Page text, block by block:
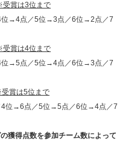
賞は3位まで
→4点／5位→3点／6位→2点／7
賞は4位まで
→5点／5位→4点／6位→3点／7
賞は5位まで
位→6点／5位→5点／6位→4点／7
獲得点数を参加チーム数によって